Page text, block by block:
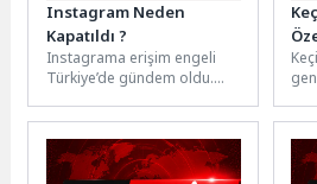
Instagram Neden
Kapatıldı ?
Instagrama erişim engeli
Türkiye’de gündem oldu.
Bilgi Teknolojileri
Kurumu’nun ınstagrama
erişim engeli...
bir